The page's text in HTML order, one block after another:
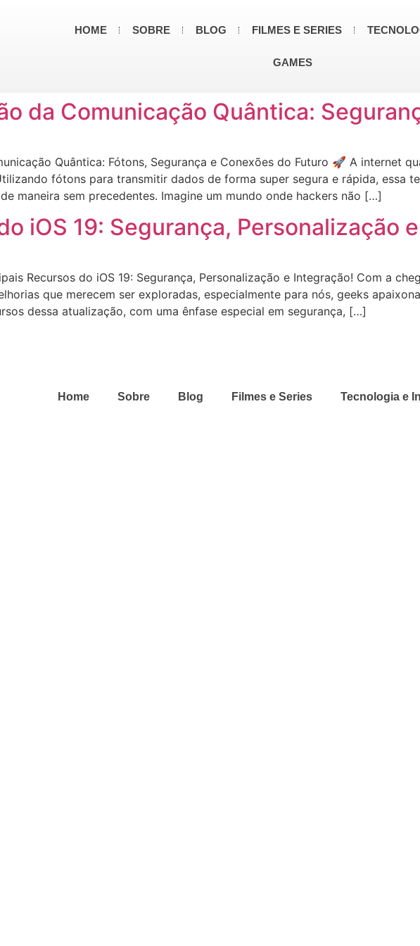
HOME SOBRE BLOG FILMES E SERIES
GAMES
da Comunicação Quântica:
Quântica: Fótons, Segurança e Conexões do Futuro 🚀 A internet
fótons para transmitir dados de forma super segura e rápida, essa
maneira sem precedentes. Imagine um mundo onde hackers não […]
iOS 19: Segurança, Personalização
Recursos do iOS 19: Segurança, Personalização e Integração! Com a
que merecem ser exploradas, especialmente para nós, geeks
dessa atualização, com uma ênfase especial em segurança, […]
Home Sobre Blog Filmes e Series Tecnologia e